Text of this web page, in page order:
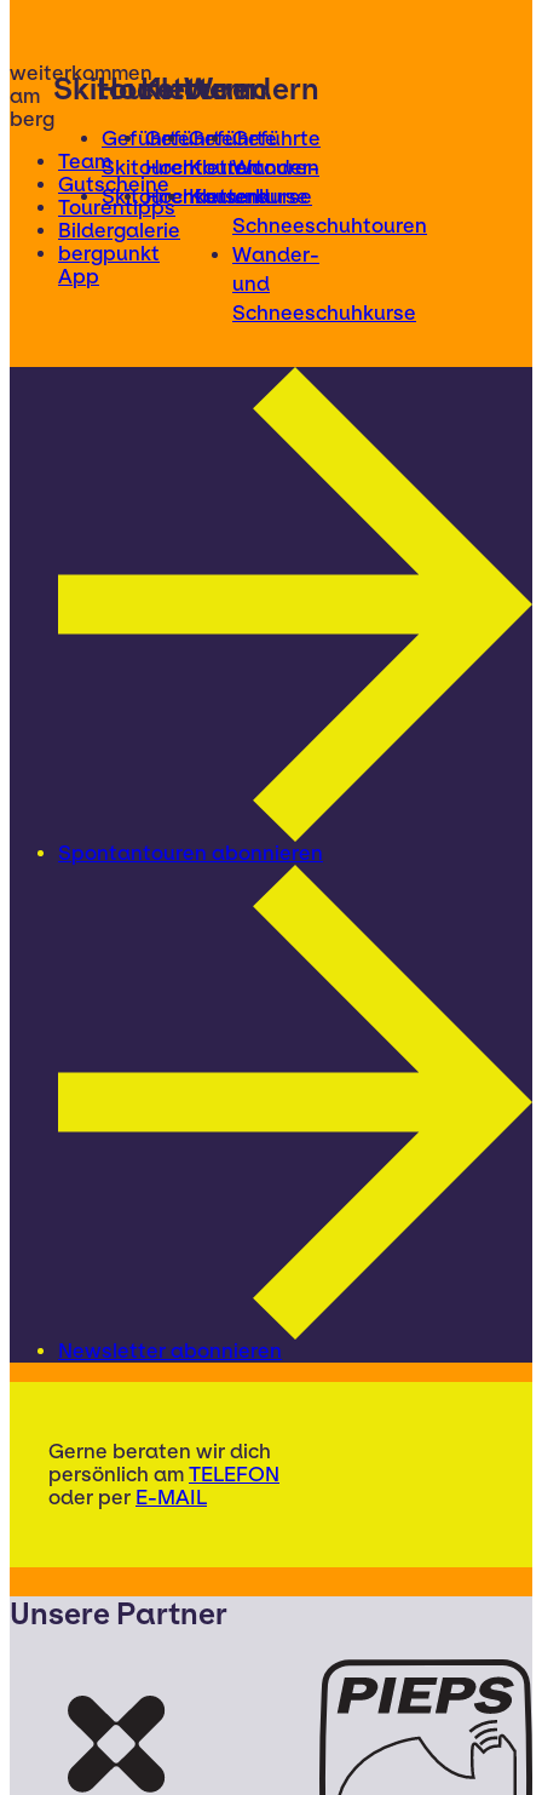
weiterkommen
am
berg
Team
Gutscheine
Tourentipps
Bildergalerie
bergpunkt
App
Skitouren
Geführte
Skitouren
Skitourenkurse
Hochtouren
Geführte
Hochtouren
Hochtourenkurse
Klettern
Geführte
Klettertouren
Kletterkurse
Wandern
Geführte
Wander-
und
Schneeschuhtouren
Wander-
und
Schneeschuhkurse
Spontantouren abonnieren
Newsletter abonnieren
Gerne beraten wir dich
persönlich am TELEFON
oder per E-MAIL
Unsere Partner